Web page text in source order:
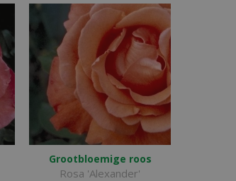
Grootbloemige roos
Rosa 'Alexander'